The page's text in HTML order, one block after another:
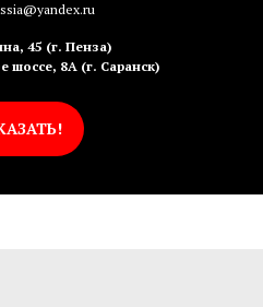
45 (г. Пенза)
шоссе, 8А (г. Саранск)